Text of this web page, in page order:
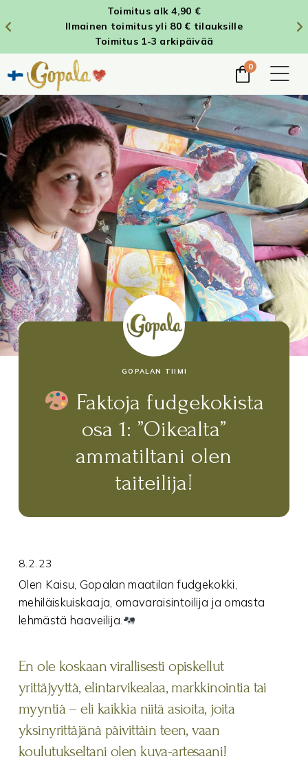
Toimitus alk 4,90 €
Ilmainen toimitus yli 80 € tilauksille
Toimitus 1-3 arkipäivää
0
GOPALAN TIIMI
Faktoja fudgekokista
osa 1: ”Oikealta”
ammatiltani olen
taiteilija!
8.2.23
Olen Kaisu, Gopalan maatilan fudgekokki,
mehiläiskuiskaaja, omavaraisintoilija ja omasta
lehmästä haaveilija.
En ole koskaan virallisesti opiskellut
yrittäjyyttä, elintarvikealaa, markkinointia tai
myyntiä – eli kaikkia niitä asioita, joita
yksinyrittäjänä päivittäin teen, vaan
koulutukseltani olen kuva-artesaani!